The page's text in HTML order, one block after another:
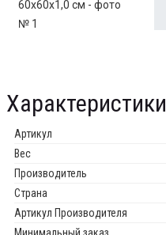
Характеристики
Артикул
Вес
Производитель
Страна
Артикул Производителя